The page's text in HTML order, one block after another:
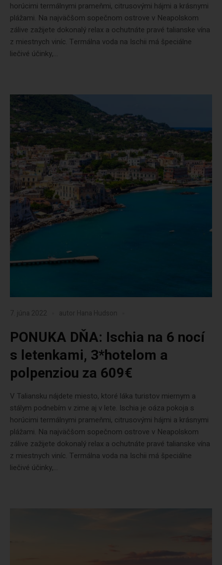
horúcimi termálnymi prameňmi, citrusovými hájmi a krásnymi
plážami. Na najväčšom sopečnom ostrove v Neapolskom
zálive zažijete dokonalý relax a ochutnáte pravé talianske vína
z miestnych viníc. Termálna voda na Ischii má špeciálne
liečivé účinky,...
7. júna 2022 autor Hana Hudson
PONUKA DŇA: Ischia na 6 nocí
s letenkami, 3*hotelom a
polpenziou za 609€
V Taliansku nájdete miesto, ktoré láka turistov miernym a
stálym podnebím v zime aj v lete. Ischia je oáza pokoja s
horúcimi termálnymi prameňmi, citrusovými hájmi a krásnymi
plážami. Na najväčšom sopečnom ostrove v Neapolskom
zálive zažijete dokonalý relax a ochutnáte pravé talianske vína
z miestnych viníc. Termálna voda na Ischii má špeciálne
liečivé účinky,...